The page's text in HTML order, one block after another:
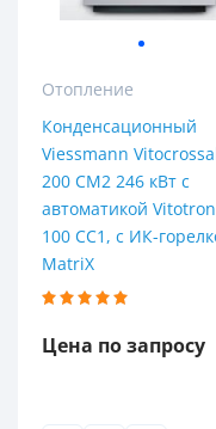
Отопление
Конденсационный
Viessmann Vitocrossal
200 CM2 246 кВт с
автоматикой
100 CC1, с ИК-
MatriX
Цена по запросу